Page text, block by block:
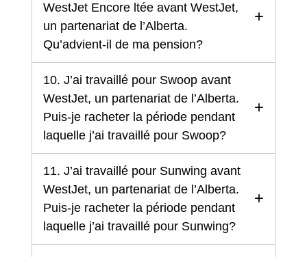
WestJet Encore ltée avant WestJet,
un partenariat de l’Alberta.
Qu’advient-il de ma pension?
10. J’ai travaillé pour Swoop avant
WestJet, un partenariat de l’Alberta.
Puis-je racheter la période pendant
laquelle j’ai travaillé pour Swoop?
11. J’ai travaillé pour Sunwing avant
WestJet, un partenariat de l’Alberta.
Puis-je racheter la période pendant
laquelle j’ai travaillé pour Sunwing?